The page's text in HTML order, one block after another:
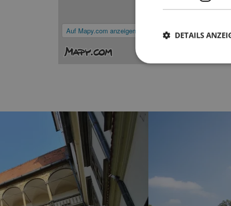
Auf Mapy.com anzeigen DETAILS